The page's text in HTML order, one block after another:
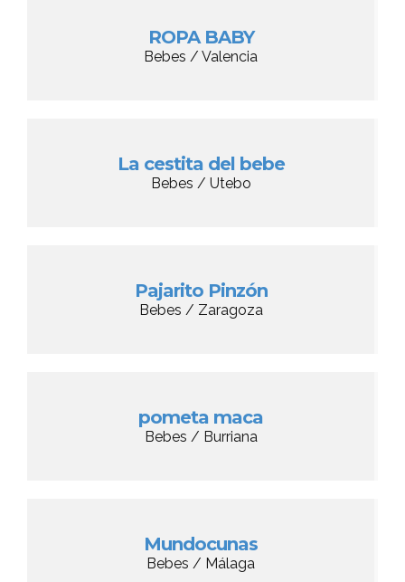
ROPA BABY
Bebes / Valencia
La cestita del bebe
Bebes / Utebo
Pajarito Pinzón
Bebes / Zaragoza
pometa maca
Bebes / Burriana
Mundocunas
Bebes / Málaga